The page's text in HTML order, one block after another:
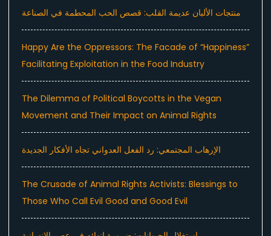
منتجات الألبان عديمة القلب: قصص الحب المحطمة في الصناعة
Happy Are the Oppressors: The Facade of “Happiness”
Facilitating Exploitation in the Food Industry
The Dilemma of Political Boycotts in the Vegan
Movement and Their Impact on Animal Rights
الإرهاب المجتمعي: رد الفعل العدواني تجاه الأفكار الجديدة
The Crusade of Animal Rights Activists: Blessings to
Those Who Call Evil Good and Good Evil